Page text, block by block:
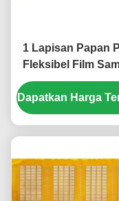
1 Lapisan Papan
Fleksibel Film
Kuning 1 Oz
PCB
Dapatkan Harga